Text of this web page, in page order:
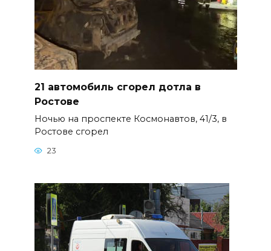
21 автомобиль сгорел дотла в
Ростове
Ночью на проспекте Космонавтов, 41/3, в
Ростове сгорел
23